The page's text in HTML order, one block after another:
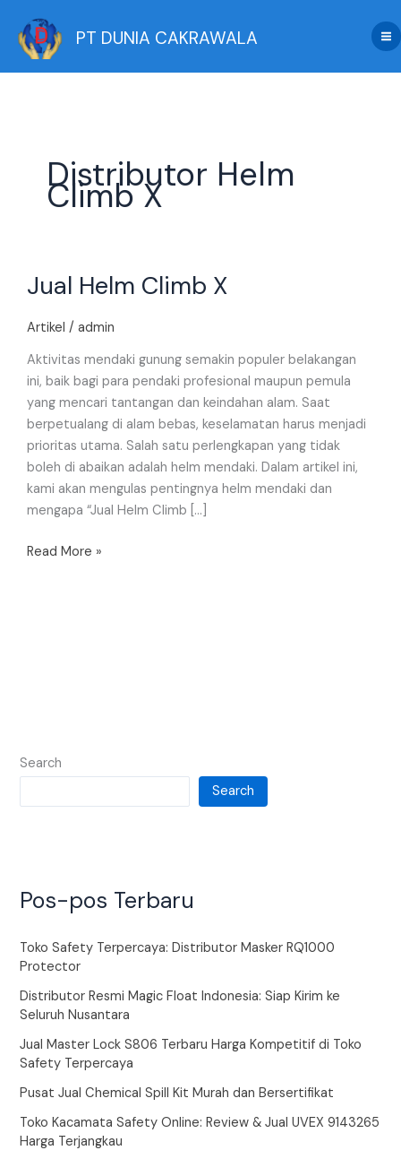
content
PT DUNIA CAKRAWALA
Distributor Helm
Climb X
Jual Helm Climb X
Artikel / admin
Aktivitas mendaki gunung semakin populer belakangan
ini, baik bagi para pendaki profesional maupun pemula
yang mencari tantangan dan keindahan alam. Saat
berpetualang di alam bebas, keselamatan harus menjadi
prioritas utama. Salah satu perlengkapan yang tidak
boleh di abaikan adalah helm mendaki. Dalam artikel ini,
kami akan mengulas pentingnya helm mendaki dan
mengapa “Jual Helm Climb […]
Helm
X
Read More »
Search
Search
Pos-pos Terbaru
Toko Safety Terpercaya: Distributor Masker RQ1000
Protector
Distributor Resmi Magic Float Indonesia: Siap Kirim ke
Seluruh Nusantara
Jual Master Lock S806 Terbaru Harga Kompetitif di Toko
Safety Terpercaya
Pusat Jual Chemical Spill Kit Murah dan Bersertifikat
Toko Kacamata Safety Online: Review & Jual UVEX 9143265
Harga Terjangkau